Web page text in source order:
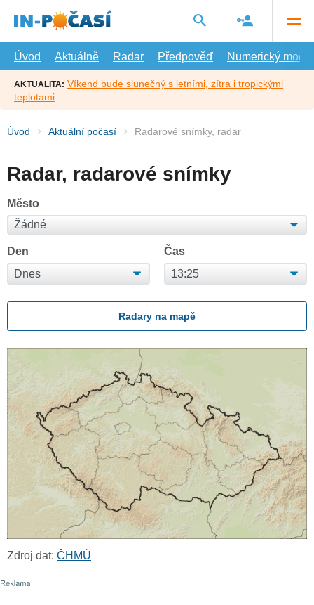
hlavní
Úvod
Aktuálně Radar Předpověď Numerický model
AKTUALITA: Víkend bude slunečný s letními, zítra i tropickými
teplotami
Úvod Aktuální počasí Radarové snímky, radar
Radar, radarové snímky
Město
Den Čas
Radary na mapě
Zdroj dat: ČHMÚ